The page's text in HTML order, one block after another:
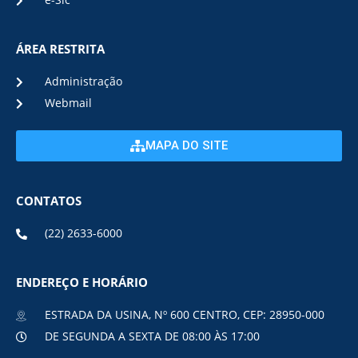
ÁREA RESTRITA
Administração
Webmail
MAPA DO SITE
CONTATOS
(22) 2633-6000
ENDEREÇO E HORÁRIO
ESTRADA DA USINA, Nº 600 CENTRO, CEP: 28950-000
DE SEGUNDA A SEXTA DE 08:00 ÀS 17:00